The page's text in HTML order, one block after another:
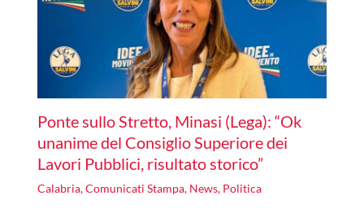
Ponte sullo Stretto, Minasi (Lega): “Ok
unanime del Consiglio Superiore dei
Lavori Pubblici, risultato storico”
Calabria,Comunicati Stampa, News, Politica